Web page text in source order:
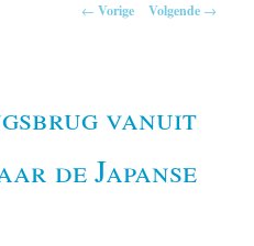
← Vorige Volgende →
vanuit
de Japanse